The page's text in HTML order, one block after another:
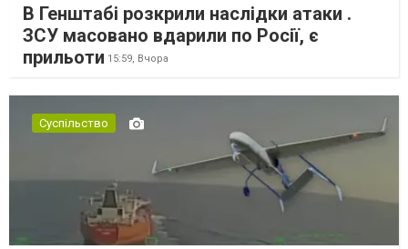
В Генштабі розкрили наслідки атаки .
ЗСУ масовано вдарили по Росії, є
прильоти 15:59, Вчора
Суспільство